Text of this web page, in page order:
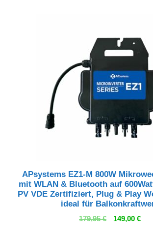
APsystems EZ1-M 800W
mit WLAN & Bluetooth auf
PV VDE Zertifiziert, Plug & Play
ideal für
179,95€ 149,00 €